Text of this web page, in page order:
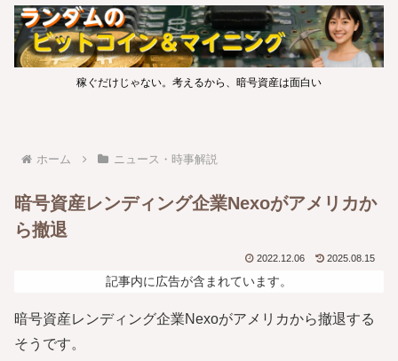
稼ぐだけじゃない。考えるから、暗号資産は面白い
ホーム ニュース・時事解説
暗号資産レンディング企業Nexoがアメリカか
ら撤退
2022.12.06 2025.08.15
記事内に広告が含まれています。
暗号資産レンディング企業Nexoがアメリカから撤退する
そうです。